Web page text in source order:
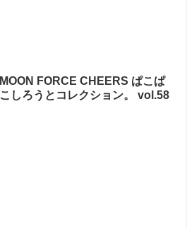
MOON FORCE CHEERS ぱこぱ
こしろうとコレクション。 vol.58